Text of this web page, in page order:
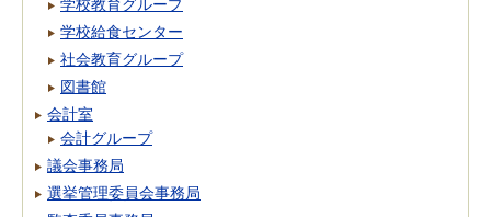
学校教育グループ
学校給食センター
社会教育グループ
図書館
会計室
会計グループ
議会事務局
選挙管理委員会事務局